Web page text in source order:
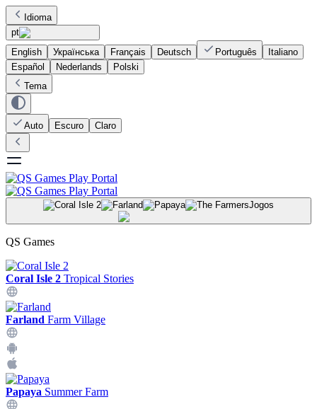
Idioma
pt
English
Українська Français Deutsch Português
Italiano
Español
Nederlands
Polski
Tema
Auto Escuro Claro
Jogos
QS Games
Coral Isle 2 Tropical Stories
Farland Farm Village
Papaya Summer Farm